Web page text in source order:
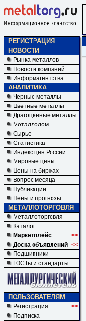
РЕГИСТРАЦИЯ
НОВОСТИ
Рынка металлов
Новости компаний
Информагентства
АНАЛИТИКА
Черные металлы
Цветные металлы
Драгоценные металлы
Металлолом
Сырье
Статистика
Индекс цен России
Мировые цены
Цены на биржах
Вопрос месяца
Публикации
Цены и прогнозы
МЕТАЛЛОТОРГОВЛЯ
Металлоторговля
Каталог
Маркетплейс
<<
Доска объявлений <<
Подшипники
ГОСТы и стандарты
ПОЛЬЗОВАТЕЛЯМ
Регистрация
<<
Подписка